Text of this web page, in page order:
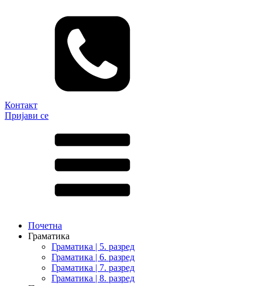
Контакт
Пријави се
Почетна
Граматика
Граматика | 5. разред
Граматика | 6. разред
Граматика | 7. разред
Граматика | 8. разред